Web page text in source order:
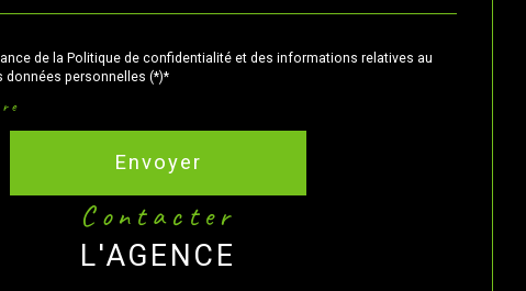
de la Politique de confidentialité et des informations relatives au
données personnelles (*)*
Envoyer
contacter
L'AGENCE